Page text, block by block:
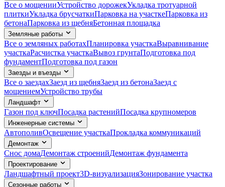
Все о мощенииУстройство дорожекУкладка тротуарной
плиткиУкладка брусчаткиПарковка на участкеПарковка из
бетонаПарковка из щебняБетонная площадка
Земляные работы
Все о земляных работахПланировка участкаВыравнивание
участкаРасчистка участкаВывоз грунтаПодготовка под
фундаментПодготовка под газон
Заезды и въезды
Все о заездахЗаезд из щебняЗаезд из бетонаЗаезд с
мощениемУстройство трубы
Ландшафт
Газон под ключПосадка растенийПосадка крупномеров
Инженерные системы
АвтополивОсвещение участкаПрокладка коммуникаций
Демонтаж
Снос домаДемонтаж строенийДемонтаж фундамента
Проектирование
Ландшафтный проект3D-визуализацияЗонирование участка
Сезонные работы